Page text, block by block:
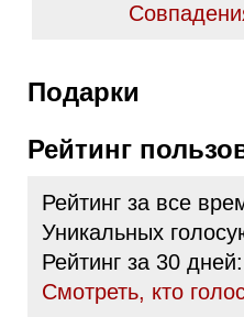
Подарки
Рейтинг
Рейтинг за все
Уникальных
Рейтинг за 30 дней:
Cмотреть, кто